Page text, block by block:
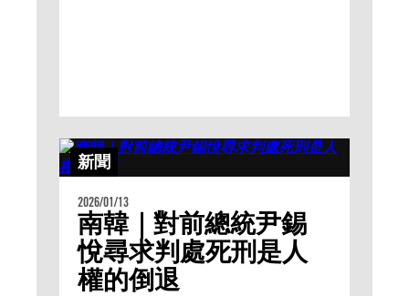
新聞
2026/01/13
南韓｜對前總統尹錫
悅尋求判處死刑是人
權的倒退